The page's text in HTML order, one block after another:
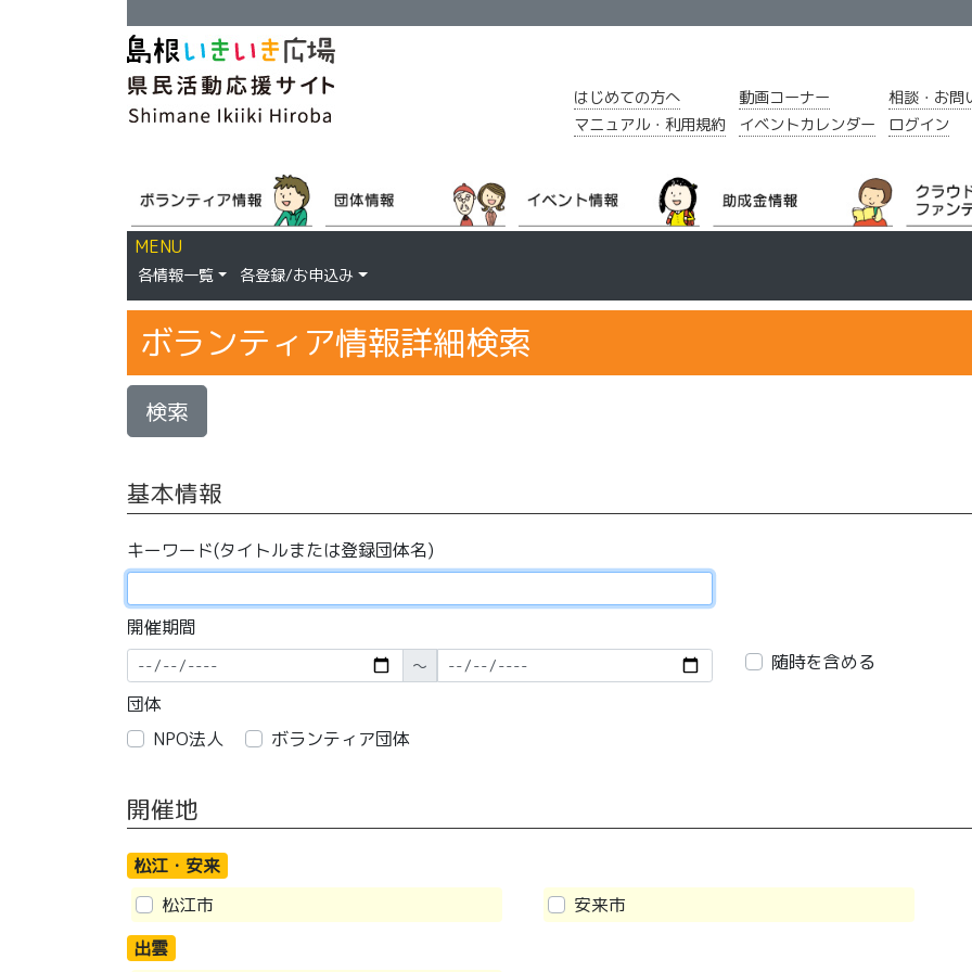
はじめての方へ
マニュアル・利用規約
動画コーナー
イベントカレンダー
相談・お問
ログイン
MENU
各情報一覧 各登録/お申込み
ボランティア情報詳細検索
検索
基本情報
キーワード(タイトルまたは登録団体名)
開催期間
〜
随時を含める
団体
NPO法人
ボランティア団体
開催地
松江・安来
松江市
安来市
出雲